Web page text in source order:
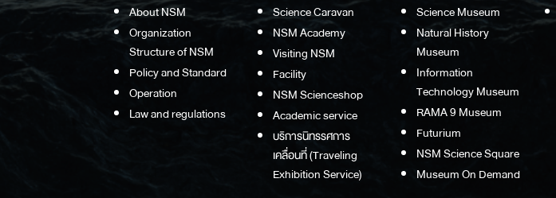
About NSM
Organization
Structure of NSM
Policy and Standard
Operation
Law and regulations
Science Caravan
NSM Academy
Visiting NSM
Facility
NSM Scienceshop
Academic service
บริการนิทรรศการ
เคลื่อนที่ (Traveling
Exhibition Service)
Science Museum
Natural History
Museum
Information
Technology Museum
RAMA 9 Museum
Futurium
NSM Science Square
Museum On Demand